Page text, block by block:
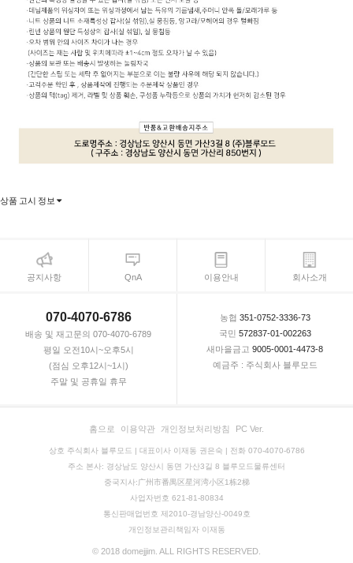
상품 고시 정보
공지사항 QnA 이용안내 회사소개
070-4070-6786
배송 및 재고문의 070-4070-6789
평일 오전10시~오후5시
(점심 오후12시~1시)
주말 및 공휴일 휴무
농협 351-0752-3336-73
국민 572837-01-002263
새마을금고 9005-0001-4473-8
예금주 : 주식회사 블루모드
홈으로 이용약관 개인정보처리방침 PC Ver.
상호 주식회사 블루모드 | 대표이사 이재동 권은숙 | 전화 070-4070-6786
주소 본사: 경상남도 양산시 동면 가산3길 8 블루모드물류센터
중국지사:广州市番禺区星河湾小区1栋2梯
사업자번호 621-81-80834
통신판매업번호 제2010-경남양산-0049호
개인정보관리책임자 이재동
© 2018 domejjim. ALL RIGHTS RESERVED.